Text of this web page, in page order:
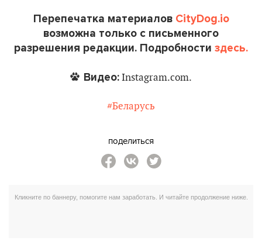
Перепечатка материалов CityDog.io
возможна только с письменного
разрешения редакции. Подробности здесь.
Видео: Instagram.com.
#Беларусь
поделиться